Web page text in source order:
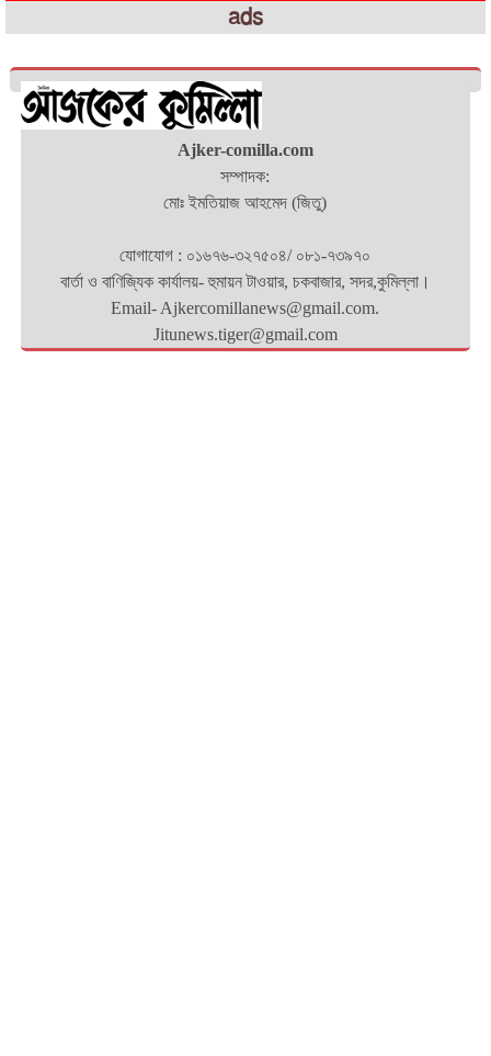
ads
Ajker-comilla.com
সম্পাদক:
মোঃ ইমতিয়াজ আহমেদ (জিতু)
যোগাযোগ : ০১৬৭৬-৩২৭৫০৪/ ০৮১-৭৩৯৭০
বার্তা ও বাণিজ্যিক কার্যালয়- হুমায়ন টাওয়ার, চকবাজার, সদর,কুমিল্লা।
Email- Ajkercomillanews@gmail.com.
Jitunews.tiger@gmail.com